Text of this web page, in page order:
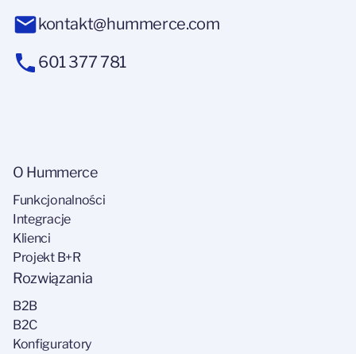
kontakt@hummerce.com
601 377 781
O Hummerce
Funkcjonalności
Integracje
Klienci
Projekt B+R
Rozwiązania
B2B
B2C
Konfiguratory